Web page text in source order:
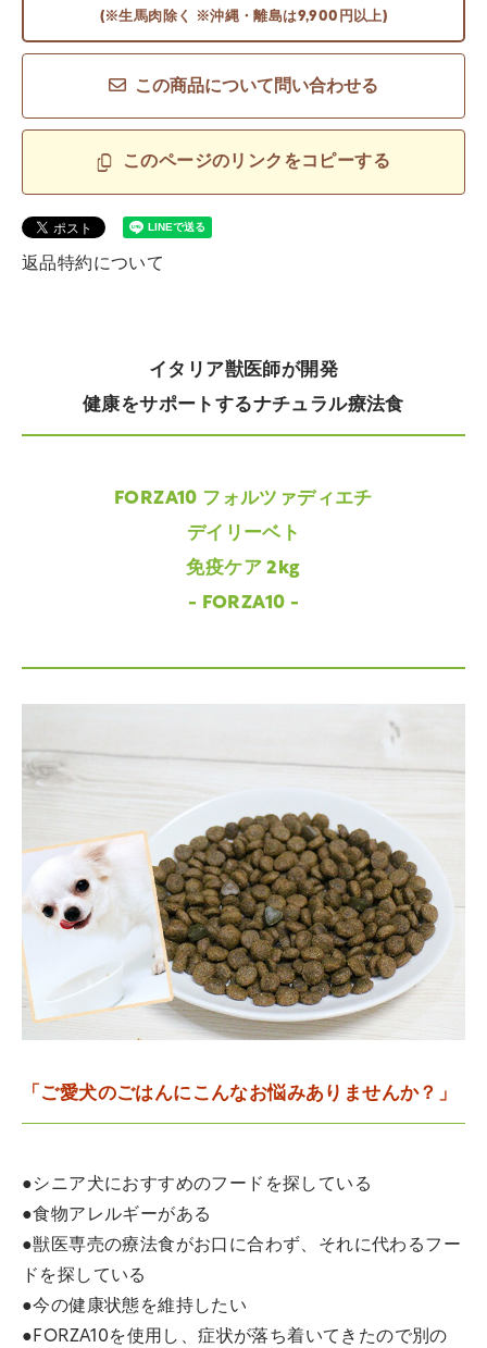
(※生馬肉除く ※沖縄・離島は9,900円以上)
この商品について問い合わせる
このページのリンクをコピーする
返品特約について
イタリア獣医師が開発
健康をサポートするナチュラル療法食
FORZA10 フォルツァディエチ
デイリーベト
免疫ケア 2kg
- FORZA10 -
「ご愛犬のごはんにこんなお悩みありませんか？」
●シニア犬におすすめのフードを探している
●食物アレルギーがある
●獣医専売の療法食がお口に合わず、それに代わるフー
ドを探している
●今の健康状態を維持したい
●FORZA10を使用し、症状が落ち着いてきたので別の